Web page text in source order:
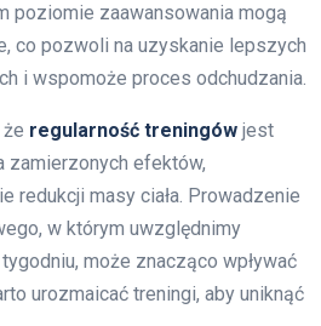
poziomie zaawansowania mogą
co pozwoli na uzyskanie lepszych
i wspomoże proces odchudzania.
regularność treningów jest
zamierzonych efektów,
redukcji masy ciała. Prowadzenie
w którym uwzględnimy
może znacząco wpływać
urozmaicać treningi, aby uniknąć